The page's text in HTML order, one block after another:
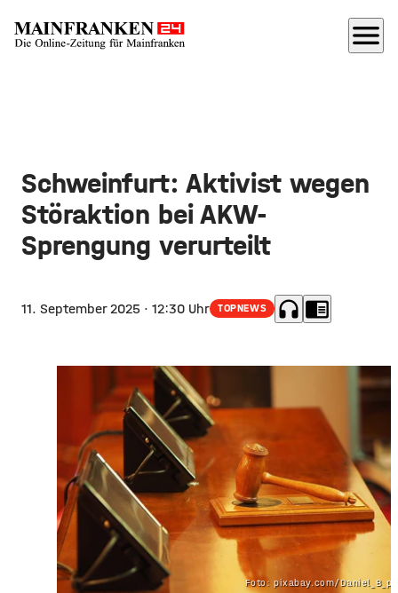
menu
Schweinfurt: Aktivist wegen
Störaktion bei AKW-
Sprengung verurteilt
11. September 2025 · 12:30 Uhr TOPNEWS headphones chrome_reader_mode
Foto: pixabay.com/